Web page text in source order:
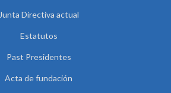
Junta Directiva actual
Estatutos
Past Presidentes
Acta de fundación